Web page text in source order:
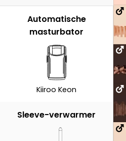
Automatische
masturbator
Kiiroo Keon
Sleeve-verwarmer